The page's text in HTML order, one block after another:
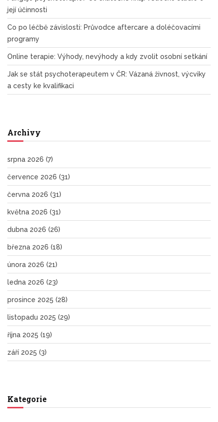
její účinnosti
Co po léčbě závislosti: Průvodce aftercare a doléčovacími
programy
Online terapie: Výhody, nevýhody a kdy zvolit osobní setkání
Jak se stát psychoterapeutem v ČR: Vázaná živnost, výcviky
a cesty ke kvalifikaci
Archivy
srpna 2026 (7)
července 2026 (31)
června 2026 (31)
května 2026 (31)
dubna 2026 (26)
března 2026 (18)
února 2026 (21)
ledna 2026 (23)
prosince 2025 (28)
listopadu 2025 (29)
října 2025 (19)
září 2025 (3)
Kategorie